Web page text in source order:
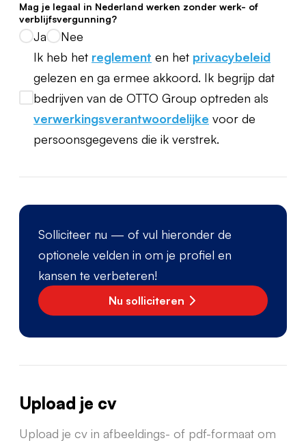
Mag je legaal in Nederland werken zonder werk- of
verblijfsvergunning?
Ja
Nee
Ik heb het reglement en het privacybeleid
gelezen en ga ermee akkoord. Ik begrijp dat
bedrijven van de OTTO Group optreden als
verwerkingsverantwoordelijke voor de
persoonsgegevens die ik verstrek.
Solliciteer nu — of vul hieronder de
optionele velden in om je profiel en
kansen te verbeteren!
Nu solliciteren
Upload je cv
Upload je cv in afbeeldings- of pdf-formaat om